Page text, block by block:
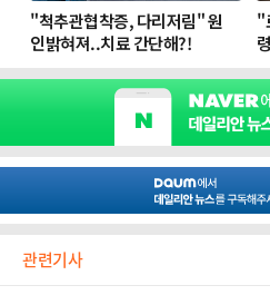
관련기사